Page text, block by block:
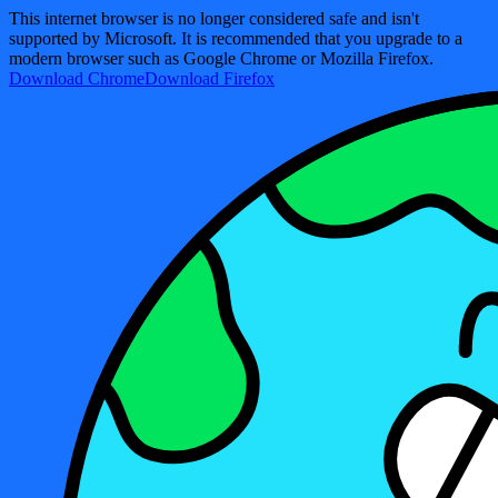
This internet browser is no longer considered safe and isn't
supported by Microsoft. It is recommended that you upgrade to a
modern browser such as Google Chrome or Mozilla Firefox.
Download ChromeDownload Firefox